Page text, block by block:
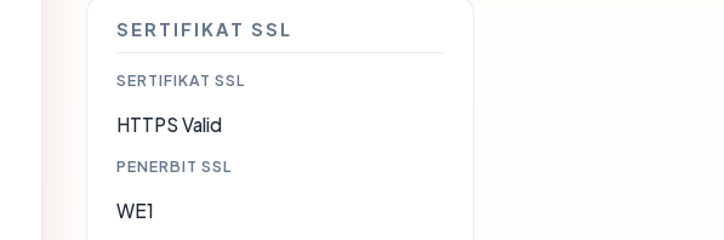
SERTIFIKAT SSL
SERTIFIKAT SSL
HTTPS Valid
PENERBIT SSL
WE1